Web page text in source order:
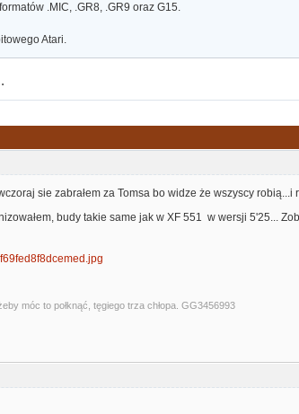
.MIC, .GR8, .GR9 oraz G15.
Atari.
sie zabrałem za Tomsa bo widze że wszyscy robią...i
budy takie same jak w XF 551 w wersji 5'25...
móc to połknąć, tęgiego trza chłopa. GG3456993